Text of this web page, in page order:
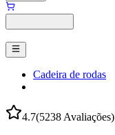
Cadeira de rodas
4.7(5238 Avaliações)